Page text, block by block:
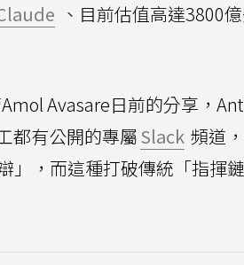
、目前估值高達3800
Avasare日前的分享，
都有公開的專屬Slack 頻道
」，而這種打破傳統「指揮